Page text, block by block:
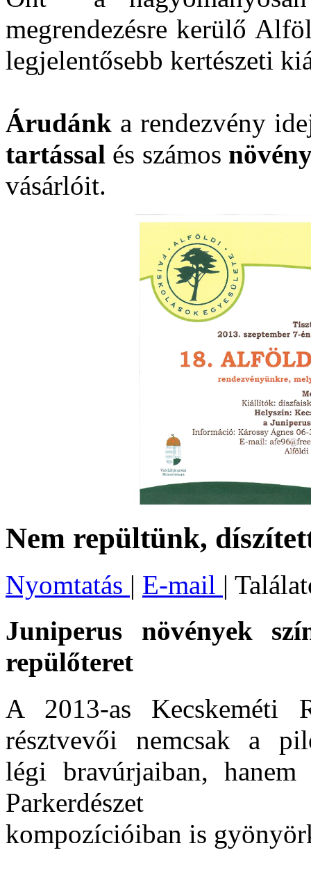
megrendezésre kerülő
legjelentősebb kertészeti
Árudánk a rendezvény
tartással és számos
vásárlóit.
Nem repültünk,
Nyomtatás | E-mail |
Juniperus növények
repülőteret
A 2013-as Kecskeméti
résztvevői nemcsak a
légi bravúrjaiban, hanem
Parkerdészet
kompozícióiban is